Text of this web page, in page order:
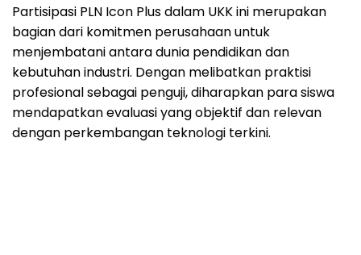
Partisipasi PLN Icon Plus dalam UKK ini merupakan
bagian dari komitmen perusahaan untuk
menjembatani antara dunia pendidikan dan
kebutuhan industri. Dengan melibatkan praktisi
profesional sebagai penguji, diharapkan para siswa
mendapatkan evaluasi yang objektif dan relevan
dengan perkembangan teknologi terkini.